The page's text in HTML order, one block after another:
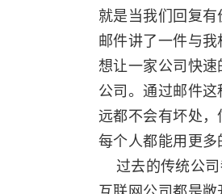
就是当我们回复
邮件讲了一件与
想让一家公司快
公司。通过邮件
远都不会有坏处
每个人都能用更多
过去的传统公司